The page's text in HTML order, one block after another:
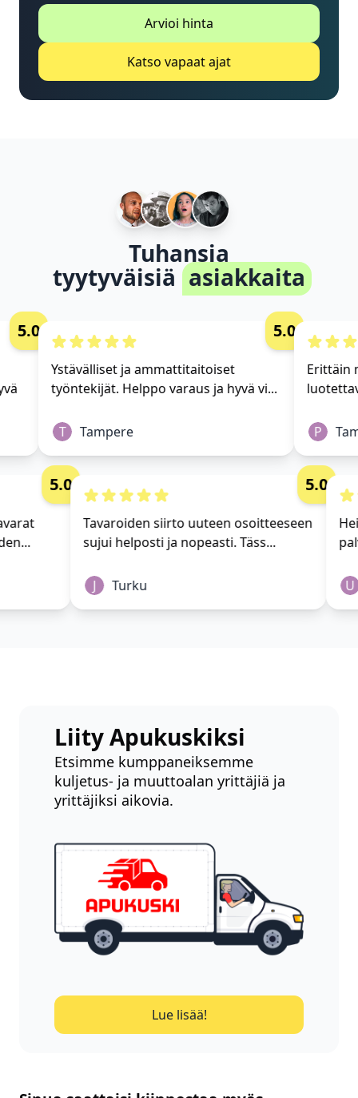
Arvioi hinta
Katso vapaat ajat
Tuhansia
tyytyväisiä asiakkaita
5.0
Ystävälliset ja ammattitaitoiset
työntekijät. Helppo varaus ja hyvä vi...
T Tampere
5.0
Erittäin
P
5.0
Tavaroiden siirto uuteen osoitteeseen
sujui helposti ja nopeasti. Täss...
Turku
5.0
Liity Apukuskiksi
Etsimme kumppaneiksemme
kuljetus- ja muuttoalan yrittäjiä ja
yrittäjiksi aikovia.
Lue lisää!